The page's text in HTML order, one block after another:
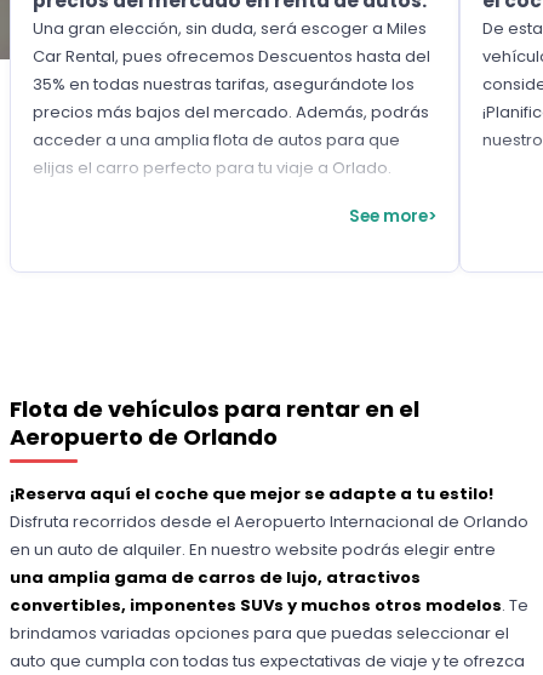
Una gran elección, sin duda, será escoger a Miles
Car Rental, pues ofrecemos Descuentos hasta del
35% en todas nuestras tarifas, asegurándote los
precios más bajos del mercado. Además, podrás
acceder a una amplia flota de autos para que
elijas el carro perfecto para tu viaje a Orlado.
See more>
De
Flota de vehículos para rentar en el
Aeropuerto de Orlando
¡Reserva aquí el coche que mejor se adapte a tu estilo!
Disfruta recorridos desde el Aeropuerto Internacional de Orlando
en un auto de alquiler. En nuestro website podrás elegir entre
una amplia gama de carros de lujo, atractivos
convertibles, imponentes SUVs y muchos otros modelos. Te
brindamos variadas opciones para que puedas seleccionar el
auto que cumpla con todas tus expectativas de viaje y te ofrezca